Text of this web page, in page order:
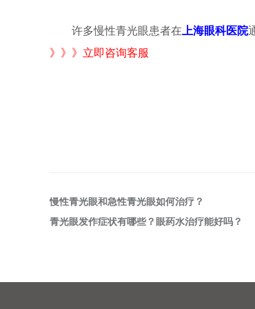
许多慢性青光眼患者在 上海眼科医院
》》》立即咨询客服
慢性青光眼和急性青光眼如何治疗？
青光眼发作症状有哪些？眼药水治疗能好吗？